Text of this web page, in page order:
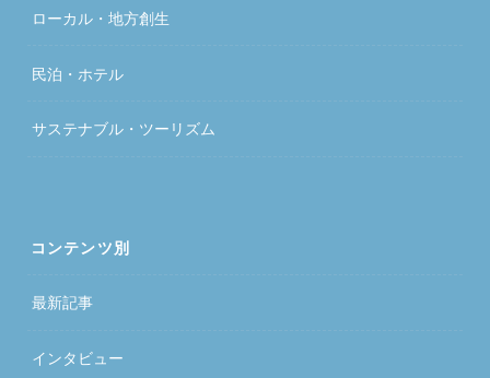
ローカル・地方創生
民泊・ホテル
サステナブル・ツーリズム
コンテンツ別
最新記事
インタビュー